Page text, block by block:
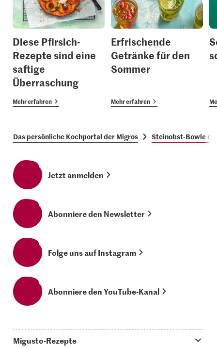
Diese Pfirsich-
Rezepte sind eine
saftige
Überraschung
Mehr erfahren
Erfrischende
Getränke für den
Sommer
Mehr erfahren
Das persönliche Kochportal der Migros Steinobst-Bowle
Jetzt anmelden
Abonniere den Newsletter
Folge uns auf Instagram
Abonniere den YouTube-Kanal
Migusto-Rezepte